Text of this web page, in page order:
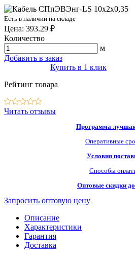
Есть в наличии на складе
Цена: 393.29 ₽
Количество
м
Добавить в заказ
Купить в 1 клик
Рейтинг товара
Читать отзывы
Программа
Оперативные
Условия
Способы
Оптовые скидки
Запросить оптовую цену
Описание
Характеристики
Гарантия
Доставка